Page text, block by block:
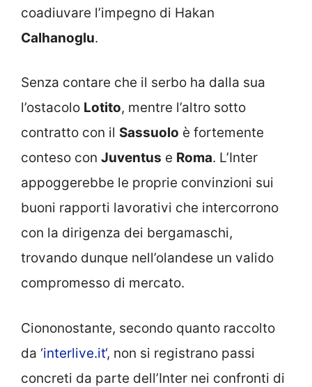
coadiuvare l’impegno di Hakan
Calhanoglu.
Senza contare che il serbo ha dalla sua
l’ostacolo Lotito, mentre l’altro sotto
contratto con il Sassuolo è fortemente
conteso con Juventus e Roma. L’Inter
appoggerebbe le proprie convinzioni sui
buoni rapporti lavorativi che intercorrono
con la dirigenza dei bergamaschi,
trovando dunque nell’olandese un valido
compromesso di mercato.
Ciononostante, secondo quanto raccolto
da ‘interlive.it‘, non si registrano passi
concreti da parte dell’Inter nei confronti di